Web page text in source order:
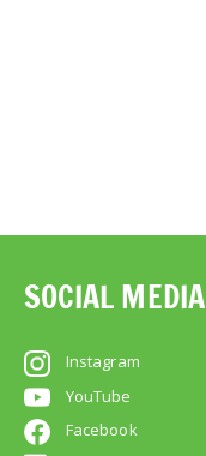
SOCIAL MEDIA
Instagram
YouTube
Facebook